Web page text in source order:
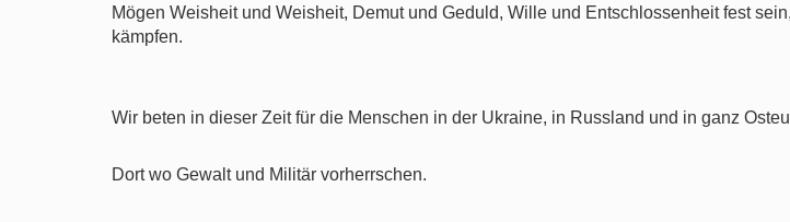
Mögen Weisheit und Weisheit, Demut und Geduld, Wille und Entschlossenheit fest
kämpfen.
Wir beten in dieser Zeit für die Menschen in der Ukraine, in Russland und in ganz
Dort wo Gewalt und Militär vorherrschen.